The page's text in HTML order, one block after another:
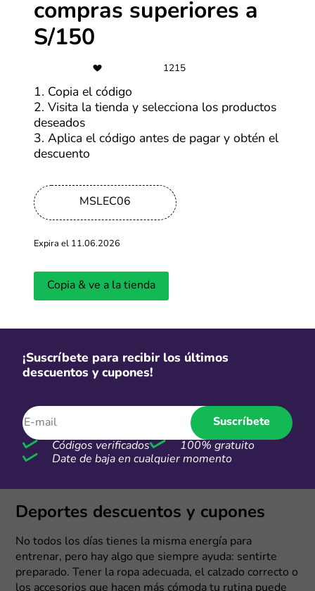
-30%
Más cupones de Alibaba
-65%
Más cupones de iHerb
Hasta 6 cuotas sin interés en Nike
Cuotas
Paga en hasta 6 cuotas con tarjetas
Más cupones de Tiendamia
Cupones actualizados el martes, 4 de agosto de 2026
compras superiores a
S/150
1215
1. Copia el código
2. Visita la tienda y selecciona los productos
deseados
3. Aplica el código antes de pagar y obtén el
descuento
MSLEC06
Expira el 11.06.2026
Copia & ve a la tienda
¡Suscríbete para recibir los últimos
descuentos y cupones!
Suscríbete
Códigos verificados
100% gratuito
Date de baja en cualquier momento
Deportes descuentos y cupones
No todos los días tienes la misma energía para
entrenar, pero hay algo que siempre ayuda: sentirte
preparado. Tener la ropa adecuada, el calzado correcto o
los accesorios que hacen más cómoda tu rutina puede